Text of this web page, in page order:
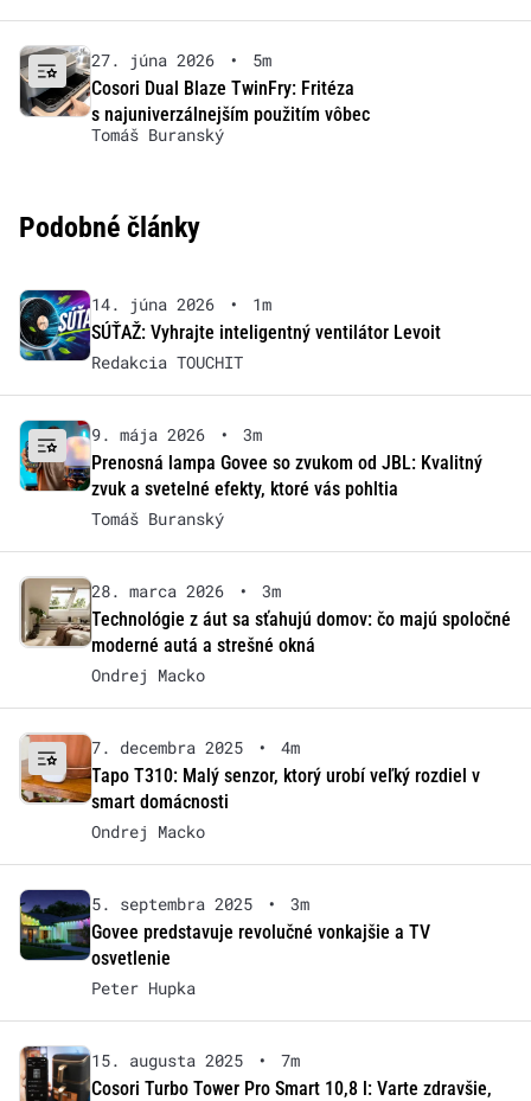
27. júna 2026 •
5m
Cosori Dual Blaze TwinFry: Fritéza
s najuniverzálnejším použitím vôbec
Tomáš Buranský
Podobné články
14. júna 2026 •
1m
SÚŤAŽ: Vyhrajte inteligentný ventilátor Levoit
Redakcia TOUCHIT
9. mája 2026 •
3m
Prenosná lampa Govee so zvukom od JBL: Kvalitný
zvuk a svetelné efekty, ktoré vás pohltia
Tomáš Buranský
28. marca 2026 •
3m
Technológie z áut sa sťahujú domov: čo majú spoločné
moderné autá a strešné okná
Ondrej Macko
7. decembra 2025 •
4m
Tapo T310: Malý senzor, ktorý urobí veľký rozdiel v
smart domácnosti
Ondrej Macko
5. septembra 2025 •
3m
Govee predstavuje revolučné vonkajšie a TV
osvetlenie
Peter Hupka
15. augusta 2025 •
7m
Cosori Turbo Tower Pro Smart 10,8 l: Varte zdravšie,